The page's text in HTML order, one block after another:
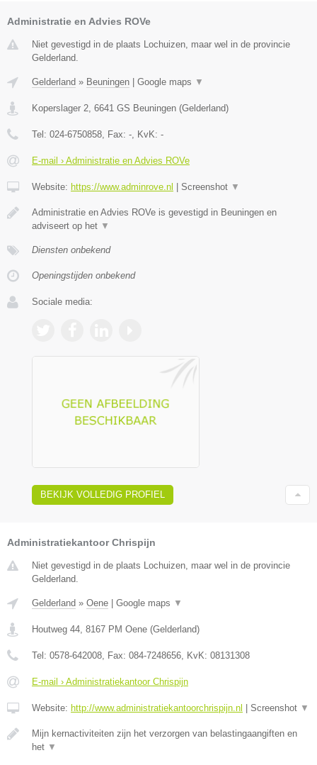
Administratie en Advies ROVe
Niet gevestigd in de plaats Lochuizen, maar wel in de provincie
Gelderland.
Gelderland » Beuningen Google maps ▼
Koperslager 2 6641 GS Beuningen (Gelderland)
Tel: 024-6750858 , Fax: - , KvK: -
E-mail › Administratie en Advies ROVe
Website: https://www.adminrove.nl Screenshot ▼
Administratie en Advies ROVe is gevestigd in Beuningen en
adviseert op het ▼
Diensten onbekend
Openingstijden onbekend
Sociale media:
BEKIJK VOLLEDIG PROFIEL
Administratiekantoor Chrispijn
Niet gevestigd in de plaats Lochuizen, maar wel in de provincie
Gelderland.
Gelderland » Oene Google maps ▼
Houtweg 44, 8167 PM Oene (Gelderland)
Tel: 0578-642008, Fax: 084-7248656, KvK: 08131308
E-mail › Administratiekantoor Chrispijn
Website: http://www.administratiekantoorchrispijn.nl Screenshot ▼
Mijn kernactiviteiten zijn het verzorgen van belastingaangiften en
het ▼